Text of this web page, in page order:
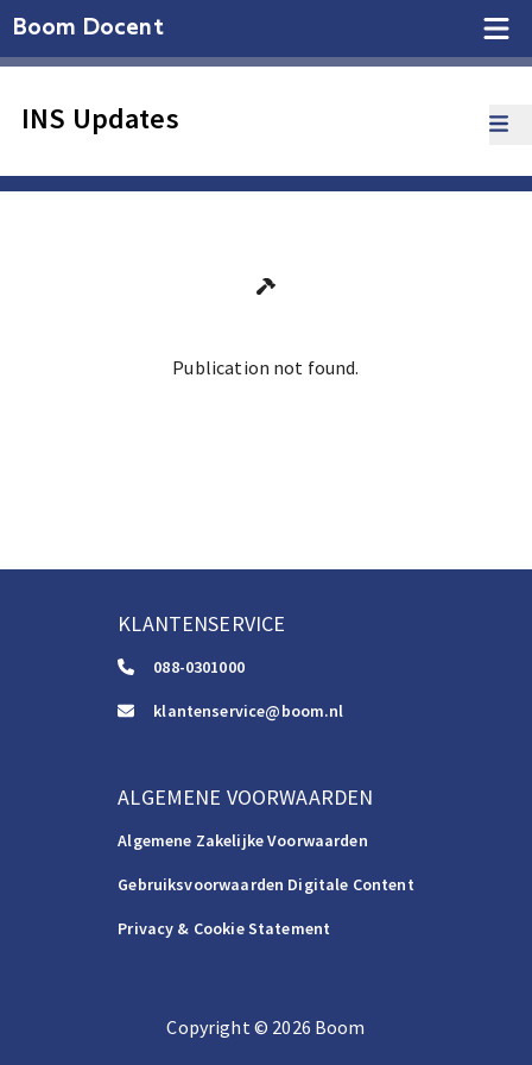
Boom Docent
INS Updates
Publication not found.
KLANTENSERVICE
088-0301000
klantenservice@boom.nl
ALGEMENE VOORWAARDEN
Algemene Zakelijke Voorwaarden
Gebruiksvoorwaarden Digitale Content
Privacy & Cookie Statement
Copyright©️ 2026 Boom